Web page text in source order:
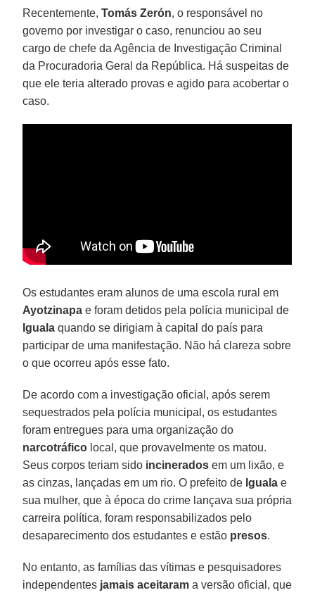
Recentemente,Tomás Zerón, o responsável no
governo por investigar o caso, renunciou ao seu
cargo de chefe da Agência de Investigação Criminal
da Procuradoria Geral da República. Há suspeitas de
que ele teria alterado provas e agido para acobertar o
caso.
Os estudantes eram alunos de uma escola rural em
Ayotzinapa e foram detidos pela polícia municipal de
Iguala quando se dirigiam à capital do país para
participar de uma manifestação. Não há clareza sobre
o que ocorreu após esse fato.
De acordo com a investigação oficial, após serem
sequestrados pela polícia municipal, os estudantes
foram entregues para uma organização do
narcotráfico local, que provavelmente os matou.
Seus corpos teriam sido incinerados em um lixão, e
as cinzas, lançadas em um rio. O prefeito de Iguala e
sua mulher, que à época do crime lançava sua própria
carreira política, foram responsabilizados pelo
desaparecimento dos estudantes e estão presos.
No entanto, as famílias das vítimas e pesquisadores
independentes jamais aceitaram a versão oficial, que